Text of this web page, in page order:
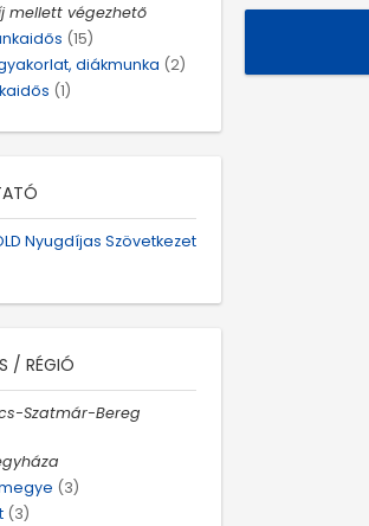
mellett végezhető
(15)
diákmunka (2)
(1)
Nyugdíjas Szövetkezet
/ RÉGIÓ
Szatmár-Bereg
(3)
(3)